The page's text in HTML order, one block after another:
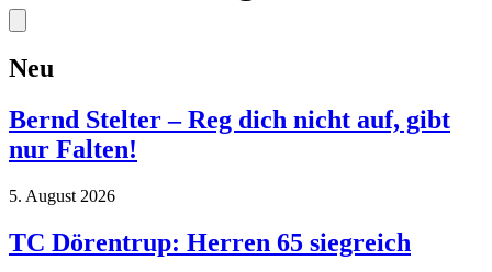
Neu
Bernd Stelter – Reg dich nicht auf, gibt
nur Falten!
5. August 2026
TC Dörentrup: Herren 65 siegreich